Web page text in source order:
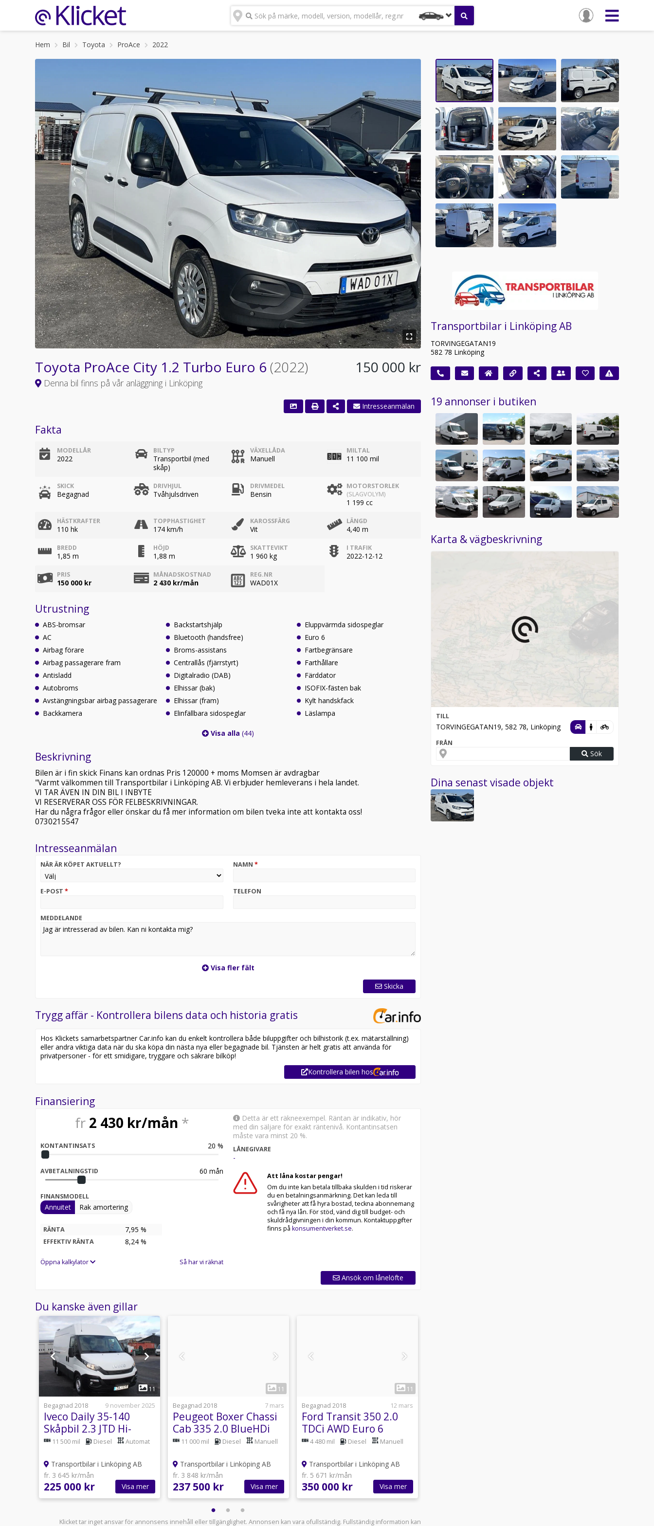
Sök på märke, modell, version, modellår, reg.nr
Hem Bil Toyota ProAce 2022
Toyota ProAce City 1.2 Turbo Euro 6 (2022)
Denna bil finns på vår anläggning i Linköping
150 000 kr
Fakta
MODELLÅR
2022
BILTYP
Transportbil (med
skåp)
VÄXELLÅDA
Manuell
MILTAL
11 100 mil
SKICK
Begagnad
DRIVHJUL
Tvåhjulsdriven
DRIVMEDEL
Bensin
MOTORSTORLEK
(SLAGVOLYM)
1 199 cc
HÄSTKRAFTER
110 hk
TOPPHASTIGHET
174 km/h
KAROSSFÄRG
Vit
LÄNGD
4,40 m
BREDD
1,85 m
HÖJD
1,88 m
SKATTEVIKT
1 960 kg
I TRAFIK
2022-12-12
PRIS
150 000 kr
MÅNADSKOSTNAD
2 430 kr/mån
REG.NR
WAD01X
Utrustning
ABS-bromsar
AC
Airbag förare
Airbag passagerare fram
Antisladd
Autobroms
Avstängningsbar airbag passagerare
Backkamera
Backstartshjälp
Bluetooth (handsfree)
Broms-assistans
Centrallås (fjärrstyrt)
Digitalradio (DAB)
Elhissar (bak)
Elhissar (fram)
Elinfällbara sidospeglar
Eluppvärmda sidospeglar
Euro 6
Fartbegränsare
Farthållare
Färddator
ISOFIX-fästen bak
Kylt handskfack
Läslampa
Visa alla(44)
Beskrivning
Bilen är i fin skick Finans kan ordnas Pris 120000 + moms Momsen är avdragbar
"Varmt välkommen till Transportbilar i Linköping AB. Vi erbjuder hemleverans i hela landet.
VI TAR ÄVEN IN DIN BIL I INBYTE
VI RESERVERAR OSS FÖR FELBESKRIVNINGAR.
Har du några frågor eller önskar du få mer information om bilen tveka inte att kontakta oss!
0730215547
Intresseanmälan
NÄR ÄR KÖPET AKTUELLT? NAMN *
E-POST * TELEFON
MEDDELANDE
Visa fler fält
Skicka
Trygg affär - Kontrollera bilens data och historia gratis
Hos Klickets samarbetspartner Car.info kan du enkelt kontrollera både biluppgifter och bilhistorik (t.ex. mätarställning)
eller andra viktiga data när du ska köpa din nästa nya eller begagnade bil. Tjänsten är helt gratis att använda för
privatpersoner - för ett smidigare, tryggare och säkrare bilköp!
Kontrollera bilen hos
Finansiering
fr 2 430 kr/mån *
KONTANTINSATS 20 %
AVBETALNINGSTID 60 mån
FINANSMODELL
Annuitet Rak amortering
RÄNTA 7,95 %
EFFEKTIV RÄNTA 8,24 %
Öppna kalkylator Så har vi räknat
Detta är ett räkneexempel. Räntan är indikativ, hör
med din säljare för exakt räntenivå. Kontantinsatsen
måste vara minst 20 %.
LÅNEGIVARE
-
Att låna kostar pengar!
Om du inte kan betala tillbaka skulden i tid riskerar
du en betalningsanmärkning. Det kan leda till
svårigheter att få hyra bostad, teckna abonnemang
och få nya lån. För stöd, vänd dig till budget- och
skuldrådgivningen i din kommun. Kontaktuppgifter
finns på konsumentverket.se.
Ansök om lånelöfte
Du kanske även gillar
1
11
Begagnad 2018
9 november 2025
Iveco Daily 35-140
Skåpbil 2.3 JTD Hi-
Matic Euro 6
11 500 mil Diesel Automat
Transportbilar i Linköping AB
fr. 3 645 kr/mån
225 000 kr Visa mer
11
Begagnad 2018
7 mars
Peugeot Boxer Chassi
Cab 335 2.0 BlueHDi
Euro 6
11 000 mil Diesel Manuell
Transportbilar i Linköping AB
fr. 3 848 kr/mån
237 500 kr Visa mer
11
Begagnad 2018
12 mars
Ford Transit 350 2.0
TDCi AWD Euro 6
4 480 mil Diesel Manuell
Transportbilar i Linköping AB
fr. 5 671 kr/mån
350 000 kr Visa mer
Klicket tar inget ansvar för annonsens innehåll eller tillgänglighet. Annonsen kan vara ofullständig. Fullständig information kan
Transportbilar i Linköping AB
TORVINGEGATAN19
582 78 Linköping
19 annonser i butiken
Karta & vägbeskrivning
TILL
TORVINGEGATAN19, 582 78, Linköping
FRÅN
Sök
Dina senast visade objekt